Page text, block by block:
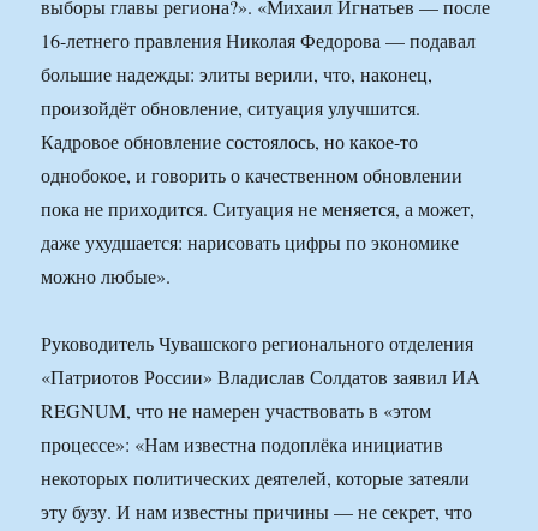
выборы главы региона?». «Михаил Игнатьев — после
16-летнего правления Николая Федорова — подавал
большие надежды: элиты верили, что, наконец,
произойдёт обновление, ситуация улучшится.
Кадровое обновление состоялось, но какое-то
однобокое, и говорить о качественном обновлении
пока не приходится. Ситуация не меняется, а может,
даже ухудшается: нарисовать цифры по экономике
можно любые».
Руководитель Чувашского регионального отделения
«Патриотов России» Владислав Солдатов заявил ИА
REGNUM, что не намерен участвовать в «этом
процессе»: «Нам известна подоплёка инициатив
некоторых политических деятелей, которые затеяли
эту бузу. И нам известны причины — не секрет, что